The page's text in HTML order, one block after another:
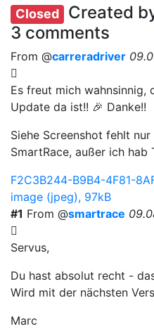
Closed Created
3 comments
From @carreradriver
Es freut mich wahnsinnig,
Update da ist!! 🎉 Danke!!
Siehe Screenshot fehlt
SmartRace, außer ich
F2C3B244-B9B4-4F81-
image (jpeg), 97kB
#1 From @smartrace
Servus,
Du hast absolut recht -
Wird mit der nächsten
Marc